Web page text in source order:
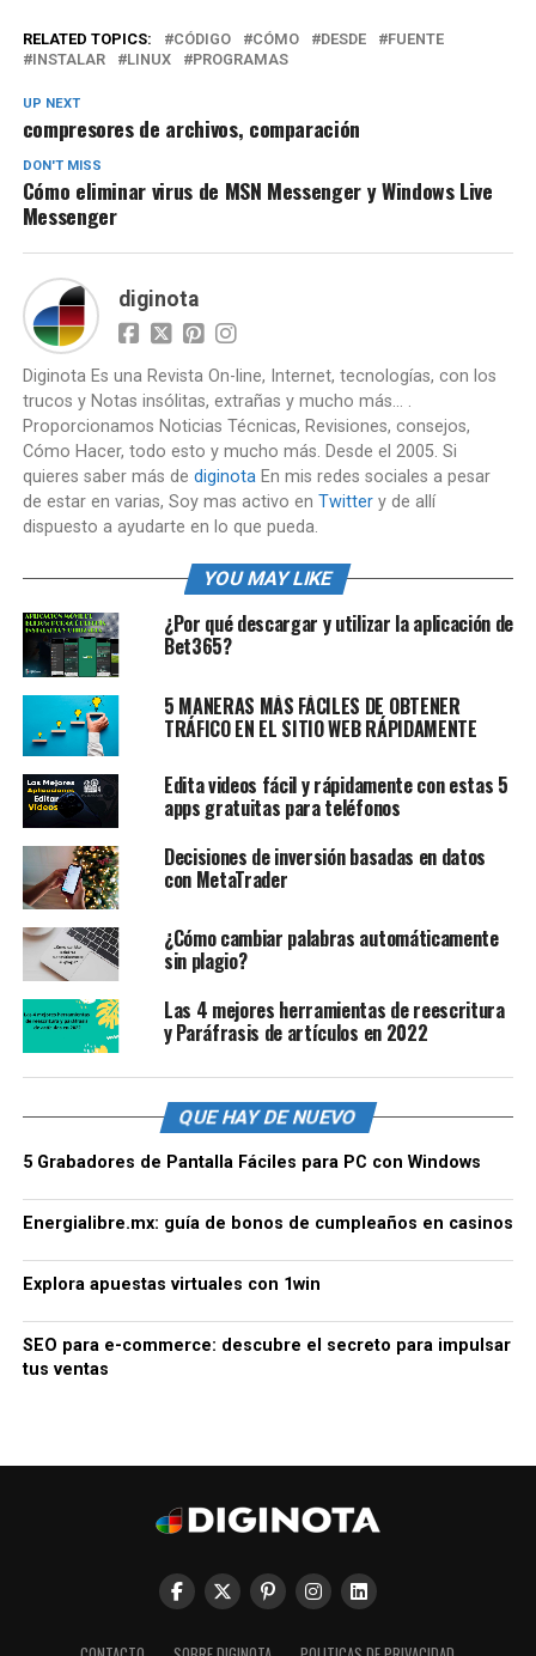
RELATED TOPICS: CÓDIGO CÓMO DESDE
FUENTE
INSTALAR
LINUX PROGRAMAS
UP NEXT
compresores de archivos, comparación
DON'T MISS
Cómo eliminar virus de MSN Messenger y Windows Live
Messenger
diginota
Diginota Es una Revista On-line, Internet, tecnologías, con los
trucos y Notas insólitas, extrañas y mucho más... .
Proporcionamos Noticias Técnicas, Revisiones, consejos,
Cómo Hacer, todo esto y mucho más. Desde el 2005. Si
quieres saber más de diginotaEn mis redes sociales a pesar
de estar en varias, Soy mas activo en Twittery de allí
dispuesto a ayudarte en lo que pueda.
YOU MAY LIKE
¿Por qué descargar y utilizar la aplicación de
Bet365?
5 MANERAS MÁS FÁCILES DE OBTENER
TRÁFICO EN EL SITIO WEB RÁPIDAMENTE
Edita videos fácil y rápidamente con estas 5
apps gratuitas para teléfonos
Decisiones de inversión basadas en datos
con MetaTrader
¿Cómo cambiar palabras automáticamente
sin plagio?
Las 4 mejores herramientas de reescritura
y Paráfrasis de artículos en 2022
QUE HAY DE NUEVO
5 Grabadores de Pantalla Fáciles para PC con Windows
Energialibre.mx: guía de bonos de cumpleaños en casinos
Explora apuestas virtuales con 1win
SEO para e-commerce: descubre el secreto para impulsar
tus ventas